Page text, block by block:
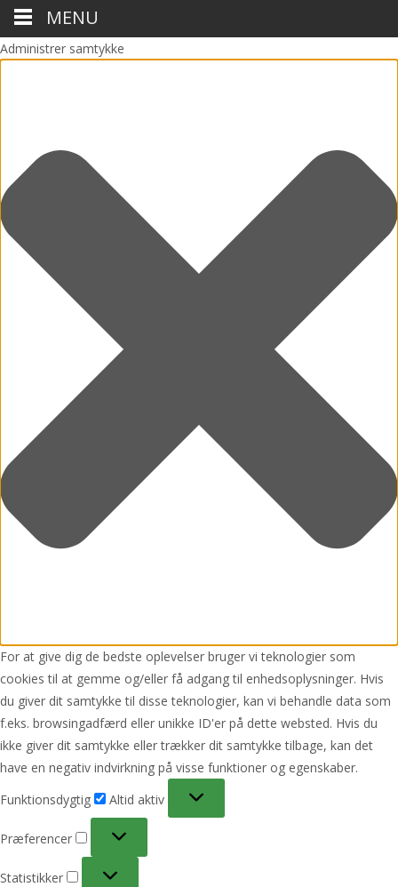
Administrer samtykke
For at give dig de bedste oplevelser bruger vi teknologier som
cookies til at gemme og/eller få adgang til enhedsoplysninger. Hvis
du giver dit samtykke til disse teknologier, kan vi behandle data som
f.eks. browsingadfærd eller unikke ID'er på dette websted. Hvis du
ikke giver dit samtykke eller trækker dit samtykke tilbage, kan det
have en negativ indvirkning på visse funktioner og egenskaber.
Funktionsdygtig
Altid aktiv
Præferencer
Statistikker
MENU